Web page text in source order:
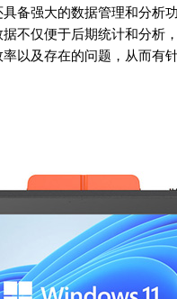
备强大的数据管理和分析
不仅便于后期统计和分析
以及存在的问题，从而有